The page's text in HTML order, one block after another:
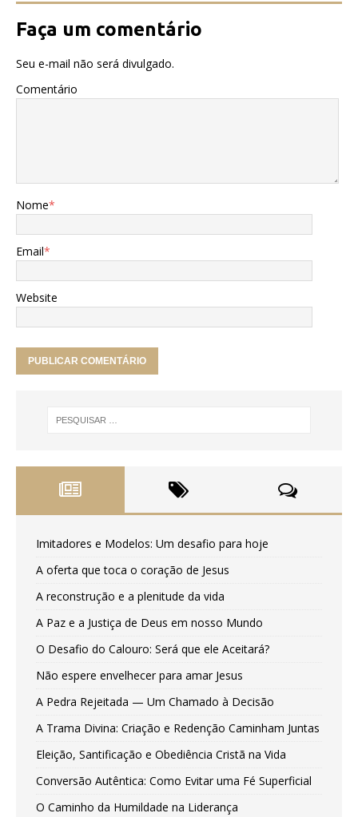
Faça um comentário
Seu e-mail não será divulgado.
Comentário
Nome*
Email*
Website
Imitadores e Modelos: Um desafio para hoje
A oferta que toca o coração de Jesus
A reconstrução e a plenitude da vida
A Paz e a Justiça de Deus em nosso Mundo
O Desafio do Calouro: Será que ele Aceitará?
Não espere envelhecer para amar Jesus
A Pedra Rejeitada — Um Chamado à Decisão
A Trama Divina: Criação e Redenção Caminham Juntas
Eleição, Santificação e Obediência Cristã na Vida
Conversão Autêntica: Como Evitar uma Fé Superficial
O Caminho da Humildade na Liderança